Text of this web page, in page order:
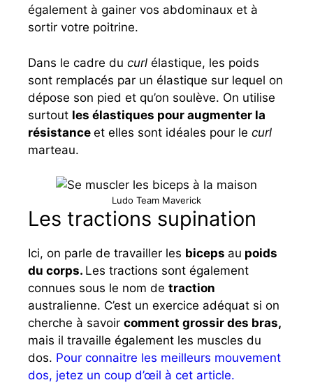
également à gainer vos abdominaux et à
sortir votre poitrine.
Dans le cadre du curl élastique, les poids
sont remplacés par un élastique sur lequel on
dépose son pied et qu’on soulève. On utilise
surtout les élastiques pour augmenter la
résistance et elles sont idéales pour le curl
marteau.
Ludo Team Maverick
Les tractions supination
Ici, on parle de travailler les biceps au poids
du corps. Les tractions sont également
connues sous le nom de traction
australienne. C’est un exercice adéquat si on
cherche à savoir comment grossir des bras,
mais il travaille également les muscles du
dos. Pour connaitre les meilleurs mouvement
dos, jetez un coup d’œil à cet article.